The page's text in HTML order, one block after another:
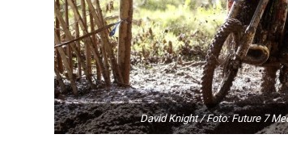
David Knight / Foto: Future 7